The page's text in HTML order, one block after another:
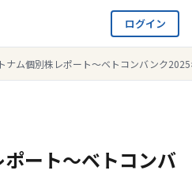
ログイン
ナム個別株レポート～ベトコンバンク
ート～ベトコンバ